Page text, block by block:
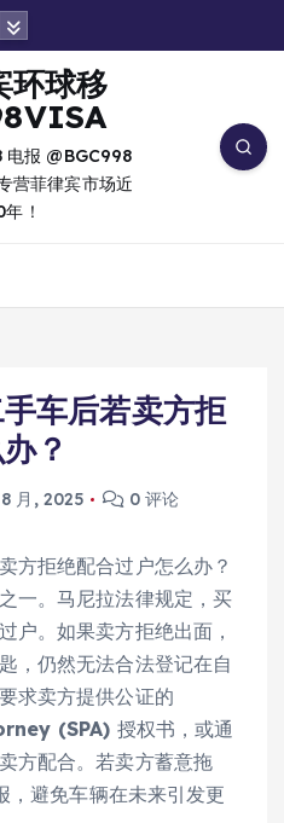
电报 @BGC998
营菲律宾市场近
！
车后若卖方拒
？
月, 2025 0 评论
方拒绝配合过户怎么办？
一。马尼拉法律规定，买
户。如果卖方拒绝出面，
，仍然无法合法登记在自
求卖方提供公证的
(SPA) 授权书，或通
方配合。若卖方蓄意拖
避免车辆在未来引发更